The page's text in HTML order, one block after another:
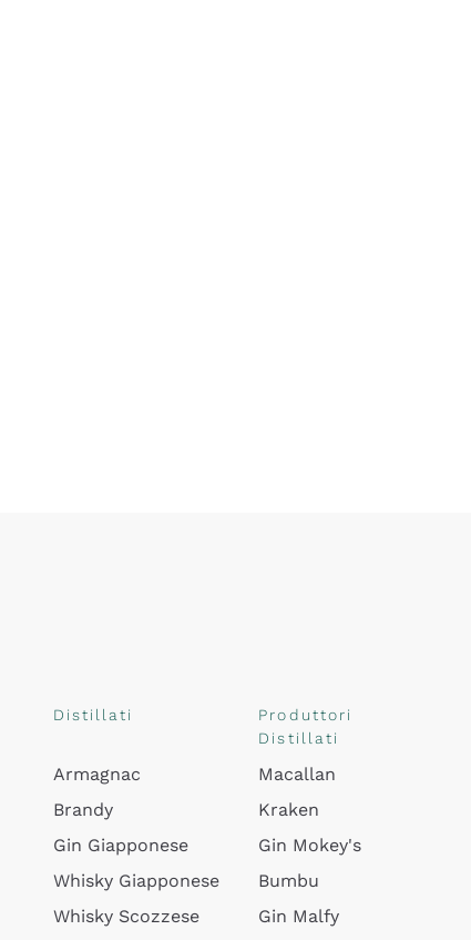
Distillati
Armagnac
Brandy
Gin Giapponese
Whisky Giapponese
Whisky Scozzese
Produttori
Distillati
Macallan
Kraken
Gin Mokey's
Bumbu
Gin Malfy